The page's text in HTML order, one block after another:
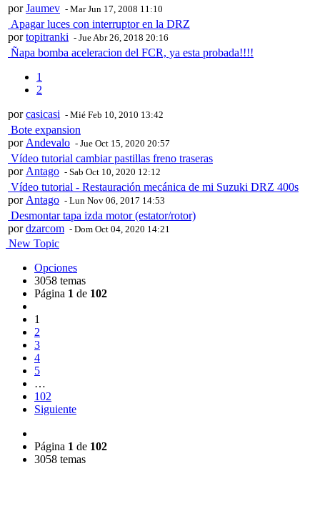
porJaumev - Mar Jun 17, 2008 11:10
Apagar luces con interruptor en la DRZ
portopitranki - Jue Abr 26, 2018 20:16
Ñapa bomba aceleracion del FCR, ya esta probada!!!!
1
2
porcasicasi - Mié Feb 10, 2010 13:42
Bote expansion
por Andevalo - Jue Oct 15, 2020 20:57
Vídeo tutorial cambiar pastillas freno traseras
por Antago - Sab Oct 10, 2020 12:12
Vídeo tutorial - Restauración mecánica de mi Suzuki DRZ 400s
por Antago - Lun Nov 06, 2017 14:53
Desmontar tapa izda motor (estator/rotor)
pordzarcom - Dom Oct 04, 2020 14:21
New Topic
Opciones
3058 temas
Página 1 de 102
1
2
3
4
5
…
102
Siguiente
Página 1 de 102
3058 temas